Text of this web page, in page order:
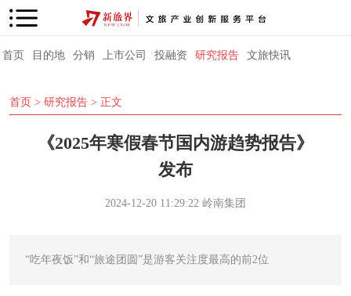
首页 目的地 分销 上市公司 投融资 研究报告 文旅快讯
首页 > 研究报告 > 正文
《2025年寒假春节国内游趋势报告》
发布
2024-12-20 11:29:22 岭南集团
“吃年夜饭”和“旅途团圆”是游客关注度最高的前2位